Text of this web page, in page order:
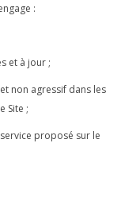
:
et à jour ;
non agressif dans les
Site ;
proposé sur le